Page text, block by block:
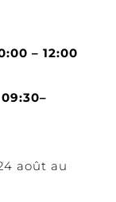
– 12:00
août au